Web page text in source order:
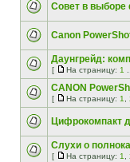
Совет в выборе
Canon
Даунгрейд:
[ На страницу: 1
CANON
[ На страницу: 1
Цифрокомпакт
Слухи о
[ На страницу: 1